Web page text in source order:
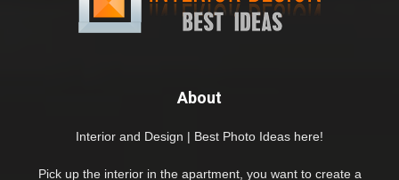
About
Interior and Design | Best Photo Ideas here!
Pick up the interior in the apartment, you want to create a